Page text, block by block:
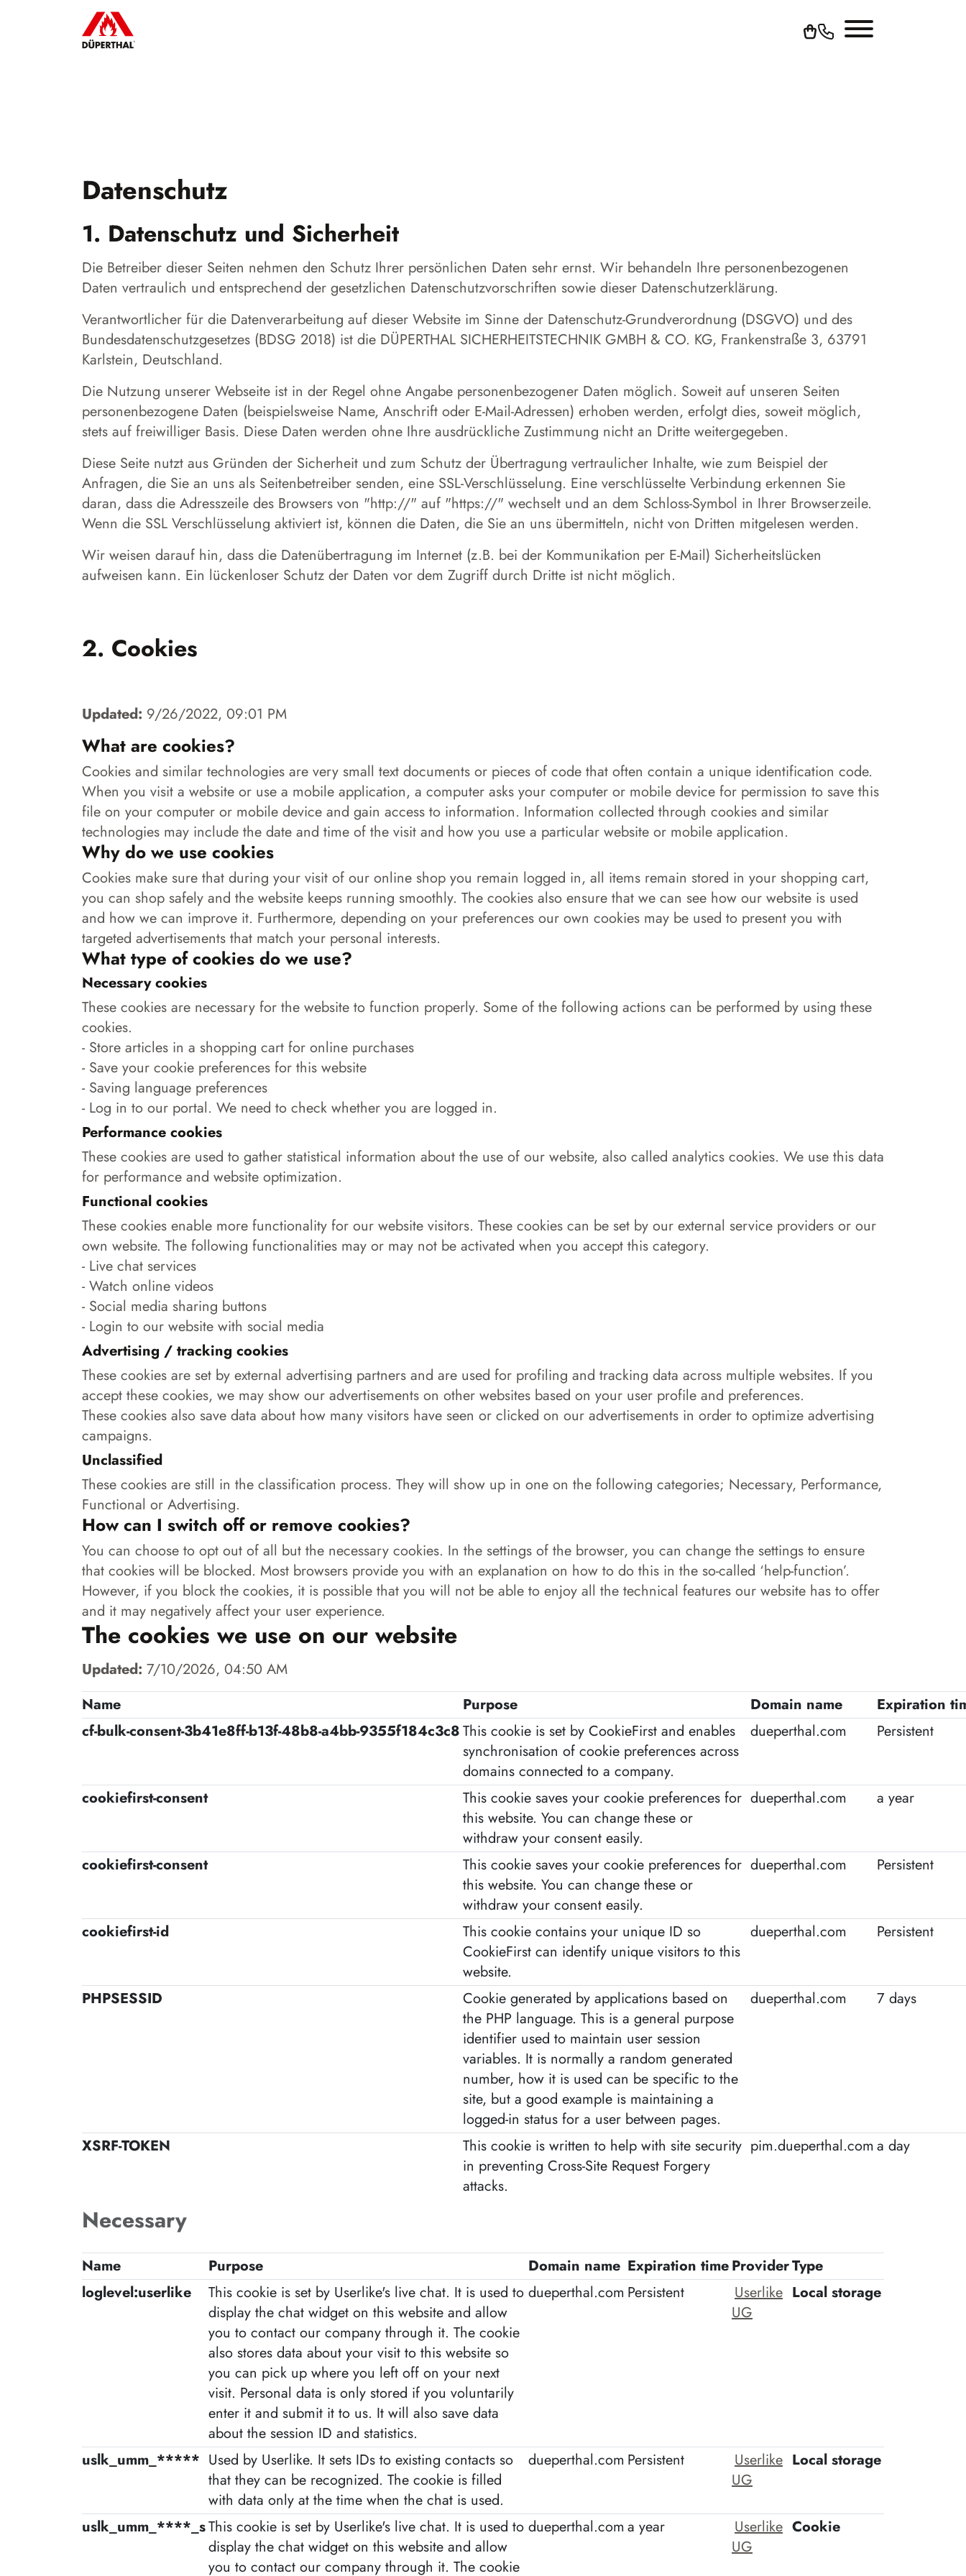
Datenschutz
1. Datenschutz und Sicherheit
Die Betreiber dieser Seiten nehmen den Schutz Ihrer persönlichen Daten sehr ernst. Wir behandeln Ihre personenbezogenen
Daten vertraulich und entsprechend der gesetzlichen Datenschutzvorschriften sowie dieser Datenschutzerklärung.
Verantwortlicher für die Datenverarbeitung auf dieser Website im Sinne der Datenschutz-Grundverordnung (DSGVO) und des
Bundesdatenschutzgesetzes (BDSG 2018) ist die DÜPERTHAL SICHERHEITSTECHNIK GMBH & CO. KG, Frankenstraße 3, 63791
Karlstein, Deutschland.
Die Nutzung unserer Webseite ist in der Regel ohne Angabe personenbezogener Daten möglich. Soweit auf unseren Seiten
personenbezogene Daten (beispielsweise Name, Anschrift oder E-Mail-Adressen) erhoben werden, erfolgt dies, soweit möglich,
stets auf freiwilliger Basis. Diese Daten werden ohne Ihre ausdrückliche Zustimmung nicht an Dritte weitergegeben.
Diese Seite nutzt aus Gründen der Sicherheit und zum Schutz der Übertragung vertraulicher Inhalte, wie zum Beispiel der
Anfragen, die Sie an uns als Seitenbetreiber senden, eine SSL-Verschlüsselung. Eine verschlüsselte Verbindung erkennen Sie
daran, dass die Adresszeile des Browsers von "http://" auf "https://" wechselt und an dem Schloss-Symbol in Ihrer Browserzeile.
Wenn die SSL Verschlüsselung aktiviert ist, können die Daten, die Sie an uns übermitteln, nicht von Dritten mitgelesen werden.
Wir weisen darauf hin, dass die Datenübertragung im Internet (z.B. bei der Kommunikation per E-Mail) Sicherheitslücken
aufweisen kann. Ein lückenloser Schutz der Daten vor dem Zugriff durch Dritte ist nicht möglich.
2. Cookies
Updated: 9/26/2022, 09:01 PM
What are cookies?
Cookies and similar technologies are very small text documents or pieces of code that often contain a unique identification code.
When you visit a website or use a mobile application, a computer asks your computer or mobile device for permission to save this
file on your computer or mobile device and gain access to information. Information collected through cookies and similar
technologies may include the date and time of the visit and how you use a particular website or mobile application.
Why do we use cookies
Cookies make sure that during your visit of our online shop you remain logged in, all items remain stored in your shopping cart,
you can shop safely and the website keeps running smoothly. The cookies also ensure that we can see how our website is used
and how we can improve it. Furthermore, depending on your preferences our own cookies may be used to present you with
targeted advertisements that match your personal interests.
What type of cookies do we use?
Necessary cookies
These cookies are necessary for the website to function properly. Some of the following actions can be performed by using these
cookies.
- Store articles in a shopping cart for online purchases
- Save your cookie preferences for this website
- Saving language preferences
- Log in to our portal. We need to check whether you are logged in.
Performance cookies
These cookies are used to gather statistical information about the use of our website, also called analytics cookies. We use this data
for performance and website optimization.
Functional cookies
These cookies enable more functionality for our website visitors. These cookies can be set by our external service providers or our
own website. The following functionalities may or may not be activated when you accept this category.
- Live chat services
- Watch online videos
- Social media sharing buttons
- Login to our website with social media
Advertising / tracking cookies
These cookies are set by external advertising partners and are used for profiling and tracking data across multiple websites. If you
accept these cookies, we may show our advertisements on other websites based on your user profile and preferences.
These cookies also save data about how many visitors have seen or clicked on our advertisements in order to optimize advertising
campaigns.
Unclassified
These cookies are still in the classification process. They will show up in one on the following categories; Necessary, Performance,
Functional or Advertising.
How can I switch off or remove cookies?
You can choose to opt out of all but the necessary cookies. In the settings of the browser, you can change the settings to ensure
that cookies will be blocked. Most browsers provide you with an explanation on how to do this in the so-called ‘help-function’.
However, if you block the cookies, it is possible that you will not be able to enjoy all the technical features our website has to offer
and it may negatively affect your user experience.
The cookies we use on our website
Updated: 7/10/2026, 04:50 AM
Necessary
Name Purpose Domain name
Expiration
cf-bulk-consent-3b41e8ff-b13f-48b8-a4bb-9355f184c3c8This cookie is set by CookieFirst and enables
synchronisation of cookie preferences across
domains connected to a company.
dueperthal.com Persistent
cookiefirst-consent
This cookie saves your cookie preferences for
this website. You can change these or
withdraw your consent easily.
dueperthal.com a year
cookiefirst-consent
This cookie saves your cookie preferences for
this website. You can change these or
withdraw your consent easily.
dueperthal.com Persistent
cookiefirst-id
This cookie contains your unique ID so
CookieFirst can identify unique visitors to this
website.
dueperthal.com Persistent
PHPSESSID
Cookie generated by applications based on
the PHP language. This is a general purpose
identifier used to maintain user session
variables. It is normally a random generated
number, how it is used can be specific to the
site, but a good example is maintaining a
logged-in status for a user between pages.
dueperthal.com 7 days
XSRF-TOKEN
This cookie is written to help with site security
in preventing Cross-Site Request Forgery
attacks.
pim.dueperthal.com a day
Name Purpose Domain name Expiration timeProviderType
loglevel:userlike
This cookie is set by Userlike's live chat. It is used to
display the chat widget on this website and allow
you to contact our company through it. The cookie
also stores data about your visit to this website so
you can pick up where you left off on your next
visit. Personal data is only stored if you voluntarily
enter it and submit it to us. It will also save data
about the session ID and statistics.
dueperthal.com Persistent
Userlike
UG
Local storage
uslk_umm_***** Used by Userlike. It sets IDs to existing contacts so
that they can be recognized. The cookie is filled
with data only at the time when the chat is used.
dueperthal.com Persistent
Userlike
UG
Local storage
uslk_umm_****_sThis cookie is set by Userlike's live chat. It is used to
display the chat widget on this website and allow
you to contact our company through it. The cookie
dueperthal.com a year
Userlike
UG
Cookie